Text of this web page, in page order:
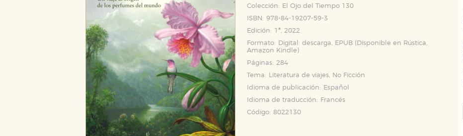
Colección:
El Ojo del Tiempo 130
ISBN: 978-84-19207-59-3
Edición: 1ª, 2022
Formato:
Digital: descarga, EPUB (Disponible en Rústica,
Amazon Kindle )
Páginas: 284
Tema:
Literatura de viajes, No Ficción
Idioma de publicación:
Español
Idioma de traducción:
Francés
Código: 8022130